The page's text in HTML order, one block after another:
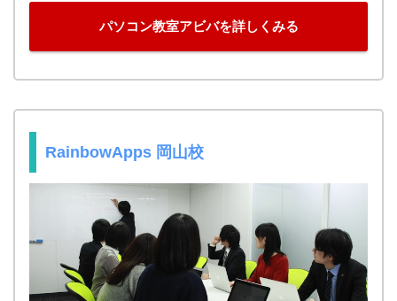
パソコン教室アビバを詳しくみる
RainbowApps 岡山校